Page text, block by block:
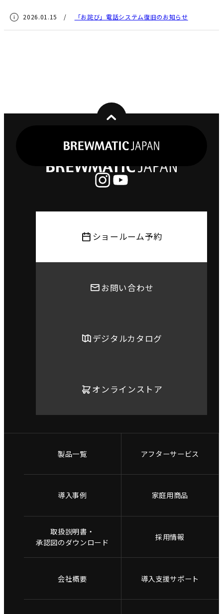
2026.01.15 / 「お詫び」電話システム復旧のお知らせ
ショールーム予約
お問い合わせ
デジタルカタログ
オンラインストア
製品一覧 アフターサービス
導入事例 家庭用商品
取扱説明書・
承認図のダウンロード
採用情報
会社概要 導入支援サポート